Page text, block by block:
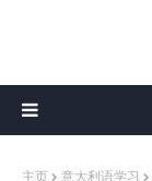
主页 意大利语学习